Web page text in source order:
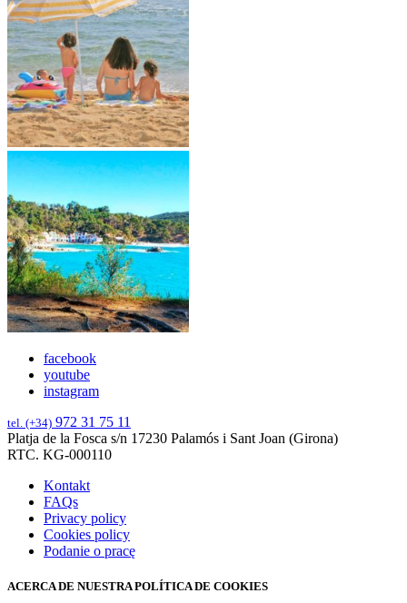
facebook
youtube
instagram
tel. (+34) 972 31 75 11
Platja de la Fosca s/n 17230 Palamós i Sant Joan (Girona)
RTC. KG-000110
Kontakt
FAQs
Privacy policy
Cookies policy
Podanie o pracę
ACERCA DE NUESTRA POLÍTICA DE COOKIES